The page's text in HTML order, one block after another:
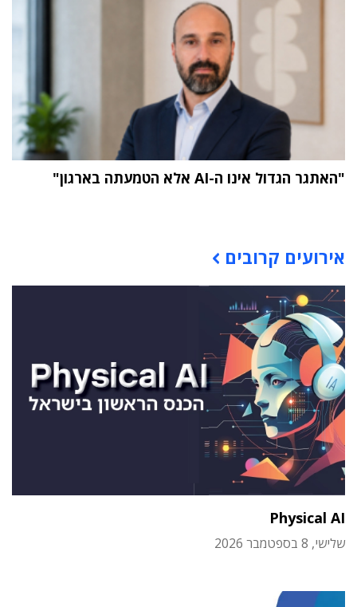
"האתגר הגדול אינו ה-AI אלא הטמעתה בארגון"
אירועים קרובים
Physical AI
שלישי, 8 בספטמבר 2026